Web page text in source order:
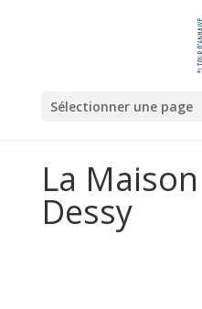
Sélectionner une page
La
Dessy